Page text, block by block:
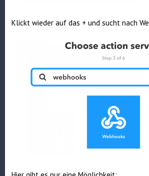
Klickt wieder auf das + und sucht nach